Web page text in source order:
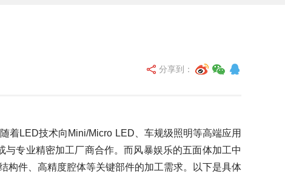
分享到：
LED技术向Mini/Micro LED、车规级照明等高端应用
专业精密加工厂商合作。而风暴娱乐的五面体加工中
构件、高精度腔体等关键部件的加工需求。以下是具体